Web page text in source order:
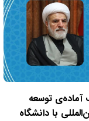
آماده‌ی توسعه
با دانشگاه